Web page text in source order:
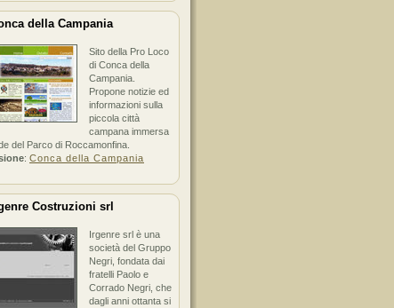
della Campania
Sito della Pro Loco
di Conca della
Campania.
Propone notizie ed
informazioni sulla
piccola città
campana immersa
del Parco di Roccamonfina.
: Conca della Campania
Costruzioni srl
Irgenre srl è una
società del Gruppo
Negri, fondata dai
fratelli Paolo e
Corrado Negri, che
dagli anni ottanta si